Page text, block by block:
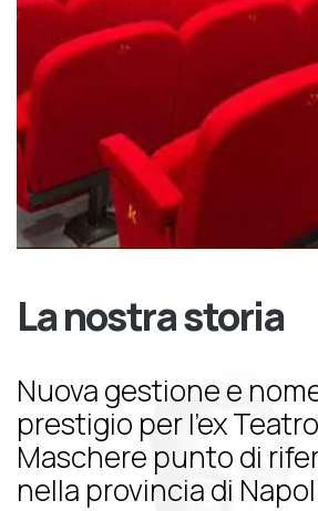
La nostra storia
Nuova gestione e
prestigio per l’ex
Maschere punto di
nella provincia di